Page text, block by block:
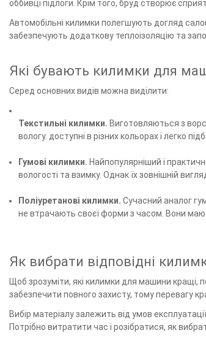
оббивці підлоги. Крім того, бруд створює
Автомобільні килимки полегшують догляд
забезпечують додаткову теплоізоляцію та
Які бувають килимки для
Серед основних видів можна виділити:
Текстильні килимки. Виготовляються з
вологу. доступні в різних кольорах і легко
Гумові килимки. Найпопулярніший і
вологості та взимку. Однак їх зовнішній
Поліуретанові килимки. Сучасний аналог
не втрачають своєї форми з часом. Вони
Як вибрати відповідні
Щоб зрозуміти, які килимки для машини кращі,
забезпечити повного захисту, тому перевагу
Вибір матеріалу залежить від умов
Потрібно витратити час і розібратися, як